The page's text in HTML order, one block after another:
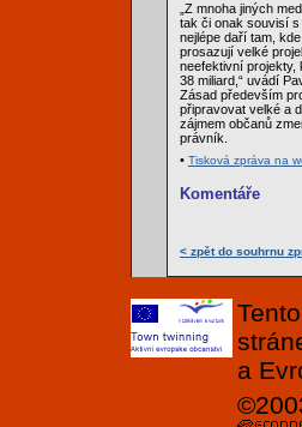
„Z mnoha jiných
tak či onak souvisí
nejlépe daří tam,
prosazují velké
neefektivní projekty,
38 miliard,“ uvádí
Zásad především
připravovat velké a
zájmem občanů
právník.
• Tisková zpráva na
Komentáře
< zpět do souhrnu
a